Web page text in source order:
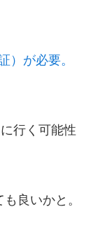
）が必要。
行く可能性
良いかと。